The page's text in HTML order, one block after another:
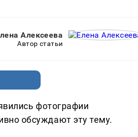
Алексеева
Автор статьи
фотографии
обсуждают эту тему.